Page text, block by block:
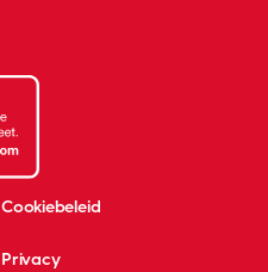
Cookiebeleid
Privacy